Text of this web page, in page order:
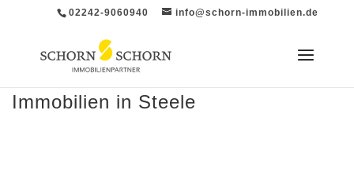
02242-9060940 info@schorn-immobilien.de
Immobilien in Steele